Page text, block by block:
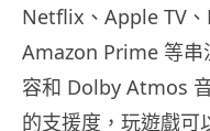
Netflix、Apple TV
Amazon Prime 等串
容和 Dolby Atmos
的支援度，玩遊戲可